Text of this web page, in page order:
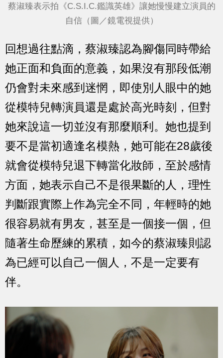
蔡淑臻表示拍《C.S.I.C.鑑識英雄》讓她慢慢建立演員的
自信（圖／鏡電視提供）
回想過往點滴，蔡淑臻認為腳傷同時帶給
她正面和負面的意義，如果沒有那段低潮
仍會對未來感到迷惘，即使別人眼中的她
從模特兒轉演員還是處於高光時刻，但對
她來說這一切並沒有那麼順利。她也提到
要不是當初適逢名模熱，她可能在28歲後
就會從模特兒退下轉當化妝師，至於感情
方面，她表示自己不是很果斷的人，理性
判斷跟實際上作為完全不同，年輕時的她
很容易就有男友，甚至是一個接一個，但
隨著生命歷練的累積，如今的蔡淑臻則認
為已經可以自己一個人，不是一定要有
伴。